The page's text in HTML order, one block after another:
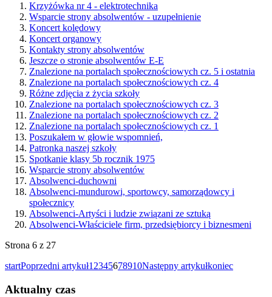
Krzyżówka nr 4 - elektrotechnika
Wsparcie strony absolwentów - uzupełnienie
Koncert kolędowy
Koncert organowy
Kontakty strony absolwentów
Jeszcze o stronie absolwentów E-E
Znalezione na portalach społecznościowych cz. 5 i ostatnia
Znalezione na portalach społecznościowych cz. 4
Różne zdjęcia z życia szkoły
Znalezione na portalach społecznościowych cz. 3
Znalezione na portalach społecznościowych cz. 2
Znalezione na portalach społecznościowych cz. 1
Poszukałem w głowie wspomnień,
Patronka naszej szkoły
Spotkanie klasy 5b rocznik 1975
Wsparcie strony absolwentów
Absolwenci-duchowni
Absolwenci-mundurowi, sportowcy, samorządowcy i
społecznicy
Absolwenci-Artyści i ludzie związani ze sztuką
Absolwenci-Właściciele firm, przedsiębiorcy i biznesmeni
Strona 6 z 27
startPoprzedni artykuł1 2345678910Następny artykułkoniec
Aktualny czas